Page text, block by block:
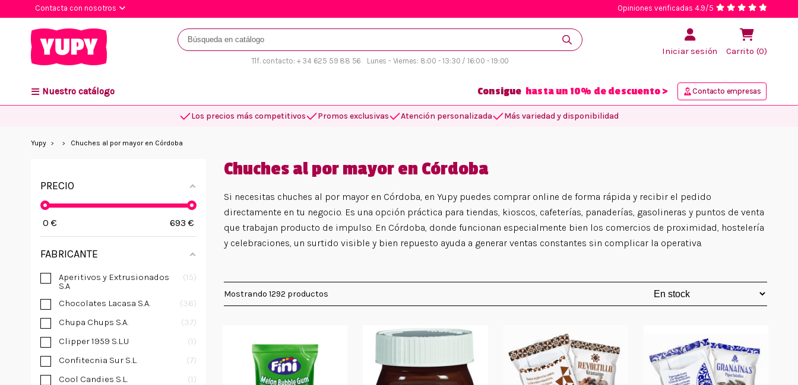
Contacta con nosotros Opiniones verificadas 4.9/5
Tlf. contacto: + 34 625 59 88 56 Lunes - Viernes: 8:00 - 13:30 / 16:00 - 19:00
Iniciar sesión Carrito (0)
Nuestro catálogo Consigue hasta un 10% de descuento > Contacto empresas
Los precios más competitivos Promos exclusivas Atención personalizada Más variedad y disponibilidad
Yupy Chuches al por mayor en Córdoba
PRECIO
0 € 693 €
FABRICANTE
Aperitivos y Extrusionados
S.A
15
Chocolates Lacasa S.A.
36
Chupa Chups S.A.
37
Clipper 1959 S.L.U
1
Confitecnia Sur S.L.
7
Cool Candies S.L.
1
Chuches al por mayor en Córdoba
Si necesitas chuches al por mayor en Córdoba, en Yupy puedes comprar online de forma rápida y recibir el pedido
directamente en tu negocio. Es una opción práctica para tiendas, kioscos, cafeterías, panaderías, gasolineras y puntos de venta
que trabajan producto de impulso. En Córdoba, donde funcionan especialmente bien los comercios de proximidad, hostelería
y celebraciones, un surtido visible y bien repuesto ayuda a generar ventas constantes sin complicar la operativa.
Mostrando 1292 productos